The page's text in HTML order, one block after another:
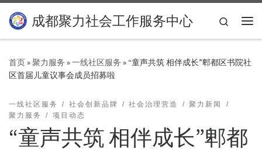
Skip to content
成都聚力社会工作服务中心
Search
首页»聚力服务 »一线社区服务 » “童声共筑 相伴成长”郫都区书院社
区首届儿童议事会成员招募啦
一线社区服务 社会创新品牌 社会治理营造
聚力新闻
聚力服务
项目动态
“童声共筑 相伴成长”郫都